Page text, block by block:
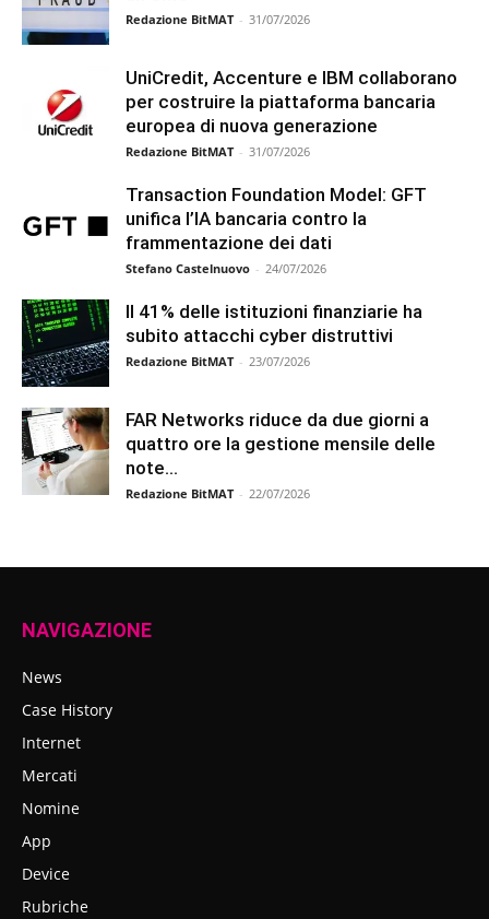
Redazione BitMAT - 31/07/2026
UniCredit, Accenture e IBM collaborano
per costruire la piattaforma bancaria
europea di nuova generazione
Redazione BitMAT - 31/07/2026
Transaction Foundation Model: GFT
unifica l’IA bancaria contro la
frammentazione dei dati
Stefano Castelnuovo - 24/07/2026
Il 41% delle istituzioni finanziarie ha
subito attacchi cyber distruttivi
Redazione BitMAT - 23/07/2026
FAR Networks riduce da due giorni a
quattro ore la gestione mensile delle
note...
Redazione BitMAT - 22/07/2026
NAVIGAZIONE
News
Case History
Internet
Mercati
Nomine
App
Device
Rubriche